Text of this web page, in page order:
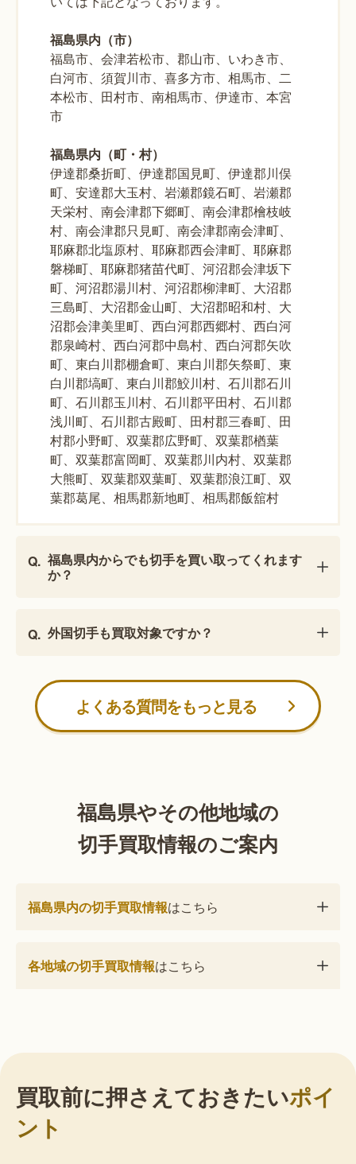
福島県内（市）
福島市、会津若松市、郡山市、いわき市、
白河市、須賀川市、喜多方市、相馬市、二
本松市、田村市、南相馬市、伊達市、本宮
市
福島県内（町・村）
伊達郡桑折町、伊達郡国見町、伊達郡川俣
町、安達郡大玉村、岩瀬郡鏡石町、岩瀬郡
天栄村、南会津郡下郷町、南会津郡檜枝岐
村、南会津郡只見町、南会津郡南会津町、
耶麻郡北塩原村、耶麻郡西会津町、耶麻郡
磐梯町、耶麻郡猪苗代町、河沼郡会津坂下
町、河沼郡湯川村、河沼郡柳津町、大沼郡
三島町、大沼郡金山町、大沼郡昭和村、大
沼郡会津美里町、西白河郡西郷村、西白河
郡泉崎村、西白河郡中島村、西白河郡矢吹
町、東白川郡棚倉町、東白川郡矢祭町、東
白川郡塙町、東白川郡鮫川村、石川郡石川
町、石川郡玉川村、石川郡平田村、石川郡
浅川町、石川郡古殿町、田村郡三春町、田
村郡小野町、双葉郡広野町、双葉郡楢葉
町、双葉郡富岡町、双葉郡川内村、双葉郡
大熊町、双葉郡双葉町、双葉郡浪江町、双
葉郡葛尾、相馬郡新地町、相馬郡飯舘村
福島県内からでも切手を買い取ってくれます
か？
外国切手も買取対象ですか？
よくある質問をもっと見る
福島県やその他地域の
切手買取情報のご案内
福島県内の切手買取情報はこちら
各地域の切手買取情報はこちら
買取前に押さえておきたいポイ
ント